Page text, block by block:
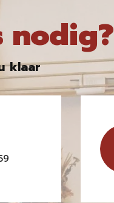
nodig?
klaar